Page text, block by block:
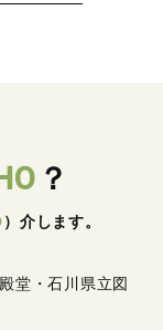
？
） 介します。
堂・石川県立図